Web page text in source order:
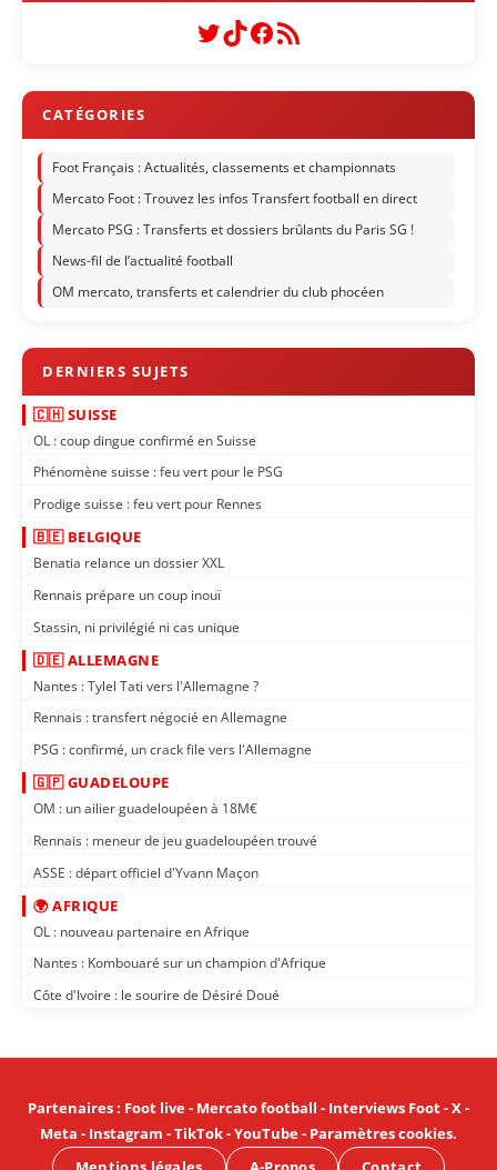
Twitter
TikTok
Facebook
Flux RSS
Foot Français : Actualités, classements et championnats
Mercato Foot : Trouvez les infos Transfert football en direct
Mercato PSG : Transferts et dossiers brûlants du Paris SG !
News-fil de l’actualité football
OM mercato, transferts et calendrier du club phocéen
🇨🇭 SUISSE
OL : coup dingue confirmé en Suisse
Phénomène suisse : feu vert pour le PSG
Prodige suisse : feu vert pour Rennes
🇧🇪 BELGIQUE
Benatia relance un dossier XXL
Rennais prépare un coup inouï
Stassin, ni privilégié ni cas unique
🇩🇪 ALLEMAGNE
Nantes : Tylel Tati vers l'Allemagne ?
Rennais : transfert négocié en Allemagne
PSG : confirmé, un crack file vers l'Allemagne
🇬🇵 GUADELOUPE
OM : un ailier guadeloupéen à 18M€
Rennais : meneur de jeu guadeloupéen trouvé
ASSE : départ officiel d'Yvann Maçon
🌍 AFRIQUE
OL : nouveau partenaire en Afrique
Nantes : Kombouaré sur un champion d'Afrique
Côte d'Ivoire : le sourire de Désiré Doué
Partenaires: Foot live- Mercato football - Interviews Foot-X-
Meta - Instagram -TikTok-YouTube- Paramètres cookies.